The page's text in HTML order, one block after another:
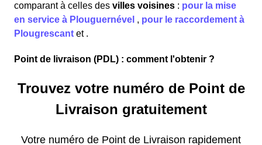
comparant à celles des villes voisines : pour la mise
en service à Plouguernével , pour le raccordement à
Plougrescant et .
Point de livraison (PDL) : comment l'obtenir ?